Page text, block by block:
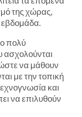
της χώρας,
πολύ
ασχολούνται
να μάθουν
με την τοπική
και
να επιλυθούν